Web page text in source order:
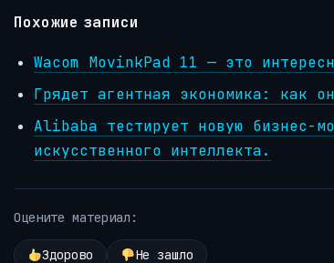
Похожие записи
Wacom MovinkPad 11 — это
Грядет агентная экономика: как
Alibaba тестирует новую бизнес-
искусственного интеллекта.
Оцените материал:
Здорово Не зашло